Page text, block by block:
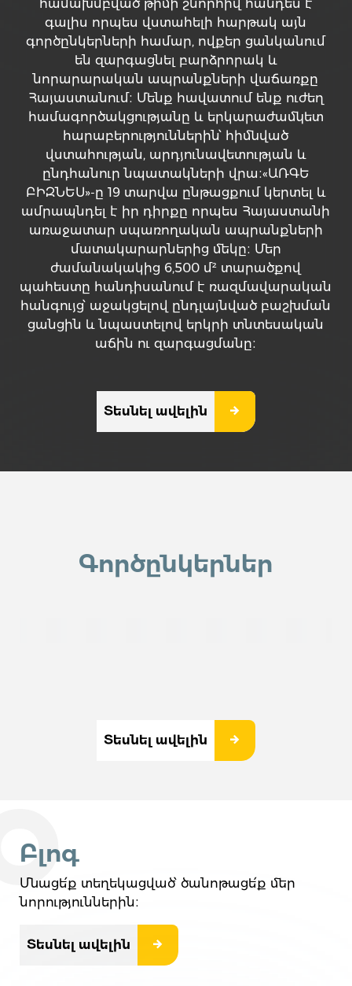
համախմբված թիմի շնորհիվ հանդես է
գալիս որպես վստահելի հարթակ այն
գործընկերների համար, ովքեր ցանկանում
են զարգացնել բարձրորակ և
նորարարական ապրանքների վաճառքը
Հայաստանում։ Մենք հավատում ենք ուժեղ
համագործակցությանը և երկարաժամկետ
հարաբերություններին՝ հիմնված
վստահության, արդյունավետության և
ընդհանուր նպատակների վրա։«ԱՌԳԵ
ԲԻԶՆԵՍ»-ը 19 տարվա ընթացքում կերտել և
ամրապնդել է իր դիրքը որպես Հայաստանի
առաջատար սպառողական ապրանքների
մատակարարներից մեկը։ Մեր
ժամանակակից 6,500 մ² տարածքով
պահեստը հանդիսանում է ռազմավարական
հանգույց՝ աջակցելով ընդլայնված բաշխման
ցանցին և նպաստելով երկրի տնտեսական
աճին ու զարգացմանը։
Տեսնել ավելին
Գործընկերներ
Տեսնել ավելին
Բլոգ
Մնացե՛ք տեղեկացված՝ ծանոթացե՛ք մեր
նորություններին։
Տեսնել ավելին